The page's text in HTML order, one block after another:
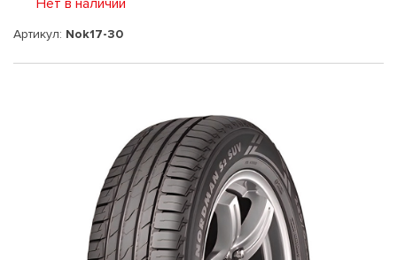
Нет в наличии
Артикул: Nok17-30